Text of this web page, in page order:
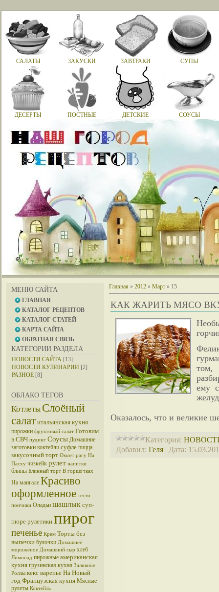
САЛАТЫ ЗАКУСКИ ЗАВТРАКИ СУПЫ
ДЕСЕРТЫ ПОСТНЫЕ ДЕТСКИЕ СОУСЫ
МЕНЮ САЙТА
ГЛАВНАЯ
КАТАЛОГ РЕЦЕПТОВ
КАТАЛОГ СТАТЕЙ
КАРТА САЙТА
ОБРАТНАЯ СВЯЗЬ
КАТЕГОРИИ РАЗДЕЛА
НОВОСТИ САЙТА [13]
НОВОСТИ КУЛИНАРИИ [2]
РАЗНОЕ [8]
ОБЛАКО ТЕГОВ
Котлеты Слоёный
салат итальянская кухня
пирожки фруктовый салат Готовим
в СВЧ пудинг Соусы Домашние
заготовки коктейли суфле пицца
закусочный торт Омлет рагу На
Пасху чизкейк рулет напитки
блины Блинный торт В горшочках
На мангале Красиво
оформленное тесто
пончики Оладьи шашлык суп-
пюре рулетики пирог
печенье Крем Торты без
выпечки булочки Домашнее
мороженое Домашний сыр хлеб
Лимонад пирожные американская
кухня грузинская кухня Заливное
Роллы кекс варенье На Новый
год Французская кухня Мясные
рулеты Коктейль
Главная » 2012 » Март » 15
КАК ЖАРИТЬ МЯСО
том,
ему
Оказалось, что и великие
Категория:
Добавил: Геля | Дата: